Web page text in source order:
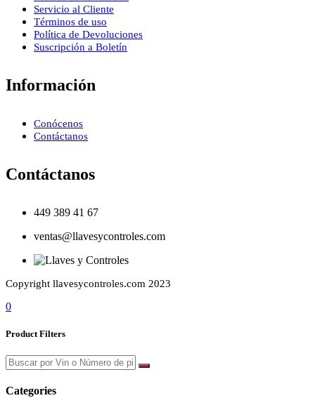
Servicio al Cliente
Términos de uso
Política de Devoluciones
Suscripción a Boletín
Información
Conócenos
Contáctanos
Contáctanos
449 389 41 67
ventas@llavesycontroles.com
Copyright llavesycontroles.com 2023
0
Product Filters
Categories